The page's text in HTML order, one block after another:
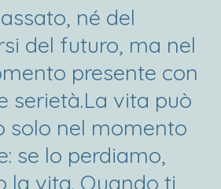
né del
del futuro, ma nel
presente con
serietà.La vita può
solo nel momento
se lo perdiamo,
la vita. Quando ti